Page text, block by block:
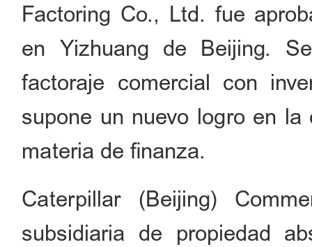
Factoring Co., Ltd. fue
en Yizhuang de Beijing.
factoraje comercial con
supone un nuevo logro en
materia de finanza.
Caterpillar (Beijing)
subsidiaria de propiedad